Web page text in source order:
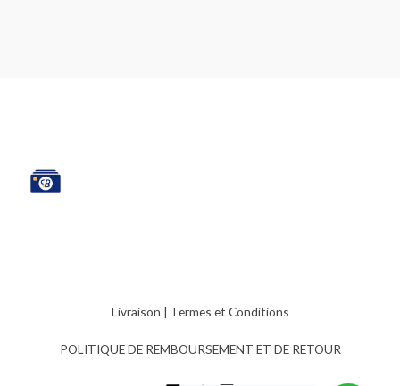
Livraison | Termes et Conditions
POLITIQUE DE REMBOURSEMENT ET DE RETOUR